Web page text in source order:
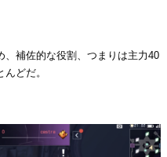
補佐的な役割、つまりは主力40
どだ。